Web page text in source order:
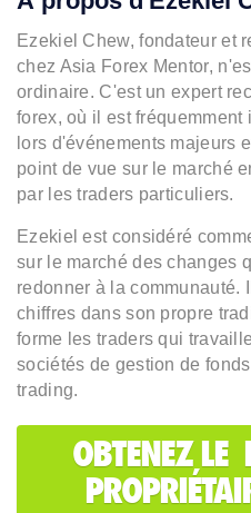
Ezekiel Chew, fondateur et
chez Asia Forex Mentor,
ordinaire. C'est un expert
forex, où il est
lors d'événements majeurs
point de vue sur le marché
par les traders particuliers.
Ezekiel est considéré
sur le marché des changes
redonner à la communauté.
chiffres dans son propre
forme les traders qui
sociétés de gestion de
trading.
OBTENEZ